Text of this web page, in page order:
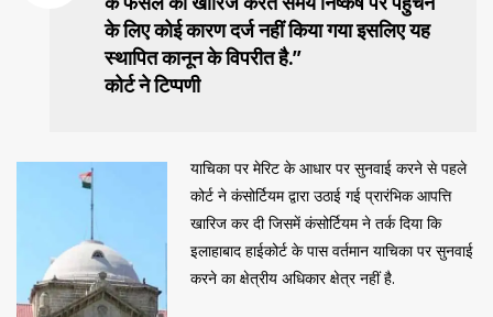
के लिए कोई कारण दर्ज नहीं किया गया इसलिए यह
स्थापित कानून के विपरीत है.”
कोर्ट ने टिप्पणी
याचिका पर मेरिट के आधार पर सुनवाई करने से पहले
कोर्ट ने कंसोर्टियम द्वारा उठाई गई प्रारंभिक आपत्ति
खारिज कर दी जिसमें कंसोर्टियम ने तर्क दिया कि
इलाहाबाद हाईकोर्ट के पास वर्तमान याचिका पर सुनवाई
करने का क्षेत्रीय अधिकार क्षेत्र नहीं है.